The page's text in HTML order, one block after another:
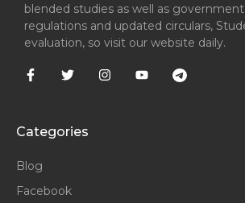
blended studies as well as
regulations and updated circulars,
evaluation, so visit our website daily.
Categories
Blog
Facebook